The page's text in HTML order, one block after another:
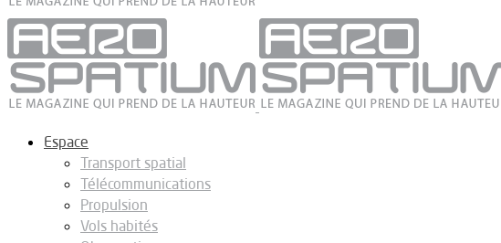
Espace
Transport spatial
Télécommunications
Propulsion
Vols habités